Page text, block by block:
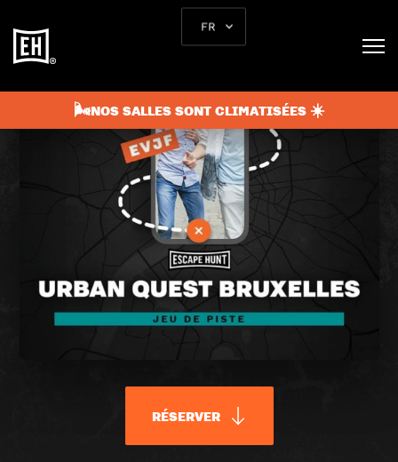
FR
🌬️NOS SALLES SONT CLIMATISÉES ☀️
RÉSERVER